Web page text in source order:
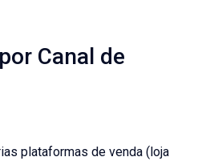
Canal de
plataformas de venda (loja